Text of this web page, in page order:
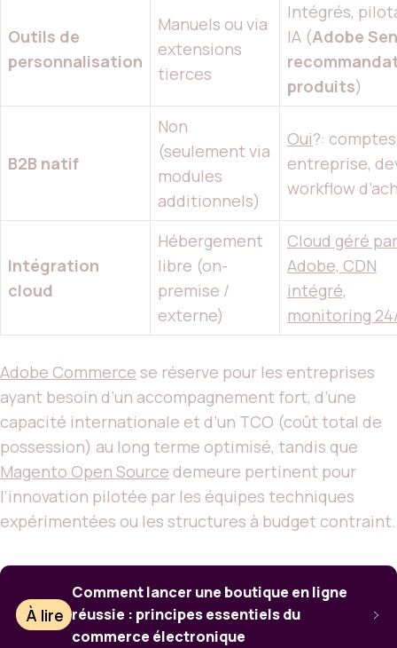
Outils de
personnalisation
Manuels ou via
extensions
tierces
Intégrés,
IA (Adobe
produits)
B2B natif
Non
(seulement via
modules
additionnels)
Oui?: comptes
entreprise,
workflow
Intégration
cloud
Hébergement
libre (on-
premise /
externe)
Cloud géré par
Adobe, CDN
intégré,
monitoring
Adobe Commerce se réserve pour les entreprises
ayant besoin d’un accompagnement fort, d’une
capacité internationale et d’un TCO (coût total de
possession) au long terme optimisé, tandis que
Magento Open Source demeure pertinent pour
l’innovation pilotée par les équipes techniques
expérimentées ou les structures à budget contraint.
À lire
Comment lancer une boutique en ligne
réussie : principes essentiels du
commerce électronique